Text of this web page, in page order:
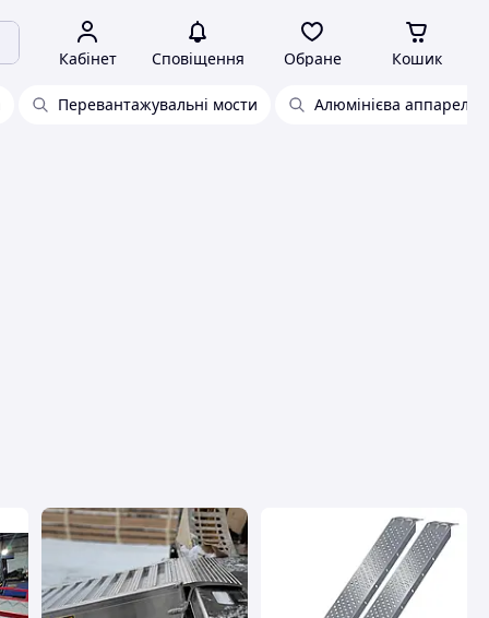
Кабінет Сповіщення Обране Кошик
Перевантажувальні мости Алюмінієва аппарель